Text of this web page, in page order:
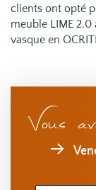
clients ont opté
meuble LIME
vasque en
Vous